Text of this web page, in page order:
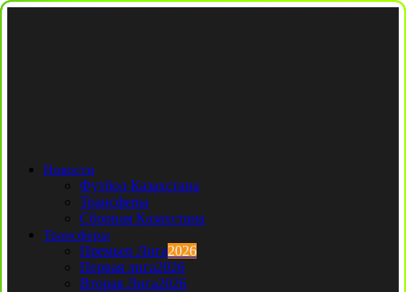
Новости
Футбол Казахстана
Трансферы
Сборная Казахстана
Трансферы
Премьер Лига2026
Первая лига2026
Вторая Лига2026